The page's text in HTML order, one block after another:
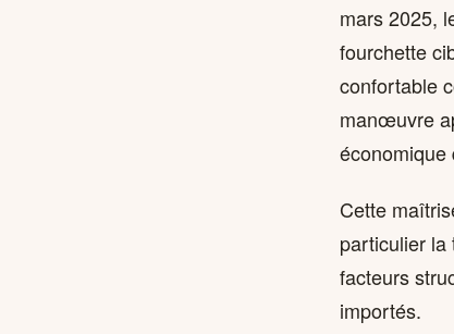
mars 2025,
fourchette
confortable
manœuvre
économique
Cette
particulier la
facteurs
importés.